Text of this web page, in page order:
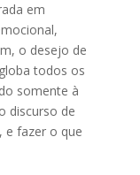
em
o desejo de
todos os
somente à
discurso de
e fazer o que